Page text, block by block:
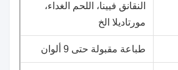
النقانق فيينا، اللحم الغداء،
مورتاديلا الخ
طباعة مقبولة حتى 9 ألوان